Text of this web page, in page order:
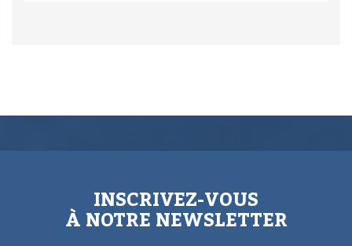
INSCRIVEZ-VOUS
À NOTRE NEWSLETTER